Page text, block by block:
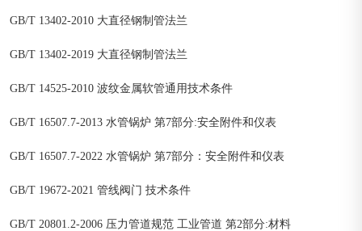
GB/T 13402-2010 大直径钢制管法兰
GB/T 13402-2019 大直径钢制管法兰
GB/T 14525-2010 波纹金属软管通用技术条件
GB/T 16507.7-2013 水管锅炉 第7部分:安全附件和仪表
GB/T 16507.7-2022 水管锅炉 第7部分：安全附件和仪表
GB/T 19672-2021 管线阀门 技术条件
GB/T 20801.2-2006 压力管道规范 工业管道 第2部分:材料